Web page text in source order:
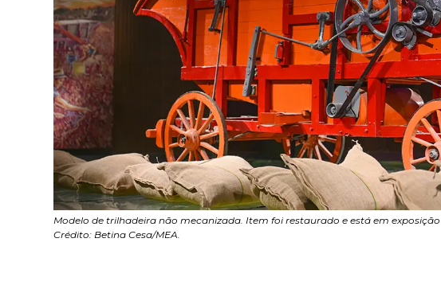
Modelo de trilhadeira não mecanizada. Item foi restaurado e está em
Crédito: Betina Cesa/MEA.